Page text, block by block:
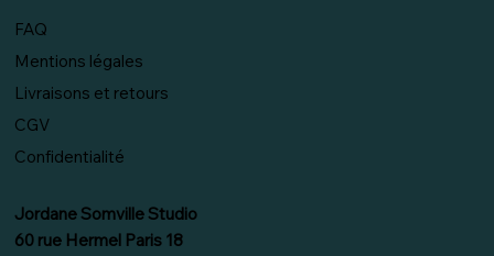
FAQ
Mentions légales
Livraisons et retours
CGV
Confidentialité
Jordane Somville Studio
60 rue Hermel Paris 18